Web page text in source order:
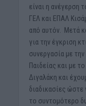
είναι η ανέγερση
ΓΕΛ και ΕΠΑΛ
από αυτόν. Μετά
για την έγκριση
συνεργασία με
Παιδείας και με
Διγαλάκη και
διαδικασίες
το συντομότερο